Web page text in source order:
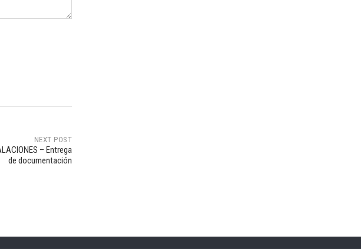
NEXT POST
– Entrega
de documentación